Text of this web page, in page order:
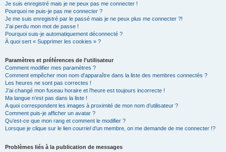
Je suis enregistré mais je ne peux pas me connecter !
Pourquoi ne puis-je pas me connecter ?
Je me suis enregistré par le passé mais je ne peux plus me connecter ?!
J’ai perdu mon mot de passe !
Pourquoi suis-je automatiquement déconnecté ?
À quoi sert « Supprimer les cookies » ?
Paramètres et préférences de l’utilisateur
Comment modifier mes paramètres ?
Comment empêcher mon nom d’apparaître dans la liste des membres connectés ?
Les heures ne sont pas correctes !
J’ai changé mon fuseau horaire et l’heure est toujours incorrecte !
Ma langue n’est pas dans la liste !
A quoi correspondent les images à proximité de mon nom d’utilisateur ?
Comment puis-je afficher un avatar ?
Qu’est-ce que mon rang et comment le modifier ?
Lorsque je clique sur le lien courrield’un membre, on me demande de me connecter !?
Problèmes liés à la publication de messages